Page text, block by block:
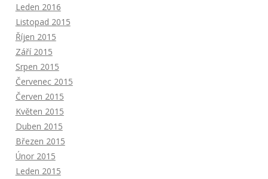
Leden 2016
Listopad 2015
Říjen 2015
Září 2015
Srpen 2015
Červenec 2015
Červen 2015
Květen 2015
Duben 2015
Březen 2015
Únor 2015
Leden 2015